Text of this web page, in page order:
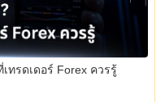
ทรดเดอร์ Forex ควรรู้